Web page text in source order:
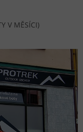
V MĚSÍCI)